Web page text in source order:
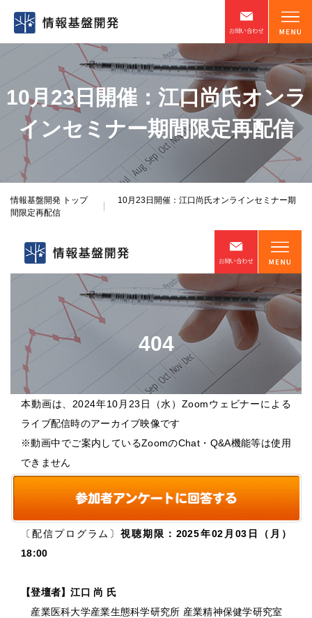
10月23日開催：江口尚氏オンラ
インセミナー期間限定再配信
情報基盤開発 トップ
10月23日開催：江口尚氏オンラインセミナー期
間限定再配信
本動画は、2024年10月23日（水）Zoomウェビナーによる
ライブ配信時のアーカイブ映像です
※動画中でご案内しているZoomのChat・Q&A機能等は使用
できません
〔配信プログラム〕視聴期限：2025年02月03日（月）
18:00
【登壇者】江口 尚 氏
産業医科大学産業生態科学研究所 産業精神保健学研究室